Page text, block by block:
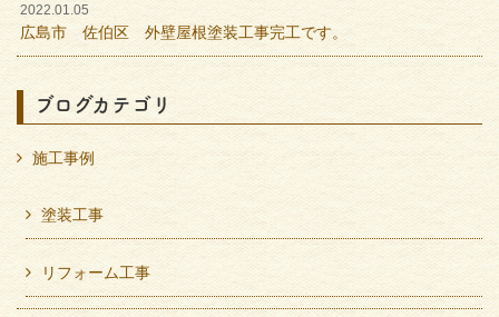
2022.01.05
広島市 佐伯区 外壁屋根塗装工事完工です。
ブログカテゴリ
施工事例
塗装工事
リフォーム工事